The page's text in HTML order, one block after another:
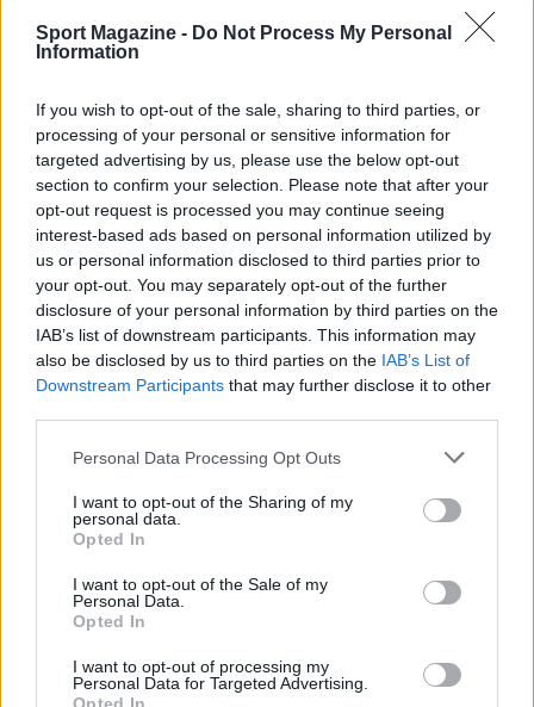
Sport Magazine - Do Not Process My Personal
Information
If you wish to opt-out of the sale, sharing to third parties, or
processing of your personal or sensitive information for
targeted advertising by us, please use the below opt-out
section to confirm your selection. Please note that after your
opt-out request is processed you may continue seeing
interest-based ads based on personal information utilized by
us or personal information disclosed to third parties prior to
your opt-out. You may separately opt-out of the further
disclosure of your personal information by third parties on the
IAB’s list of downstream participants. This information may
also be disclosed by us to third parties on the IAB’s List of
Downstream Participants that may further disclose it to other
Please note that this website/app uses one or more Google
not limited to your visit or usage behaviour. You may click to
grant or deny consent to Google and its third-party tags to
use your data for below specified purposes in below Google
consent section.
Personal Data Processing Opt Outs
I want to opt-out of the Sharing of my
personal data.
Opted In
I want to opt-out of the Sale of my
Personal Data.
Opted In
I want to opt-out of processing my
Personal Data for Targeted Advertising.
CALCIO
Ricordo della tragedia di Brema:
sessant’anni di omaggio alle vittime
Un omaggio toccante a sessant'anni dalla tragedia di Brema,
dove il nuoto italiano ha perso molti dei suoi talenti.
CALCIO